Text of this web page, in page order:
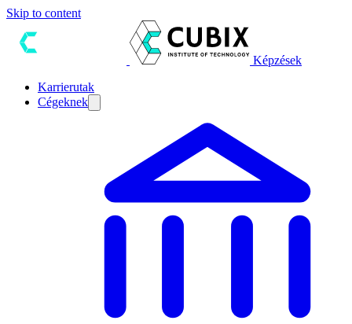
Skip to content
Képzések
Karrierutak
Cégeknek